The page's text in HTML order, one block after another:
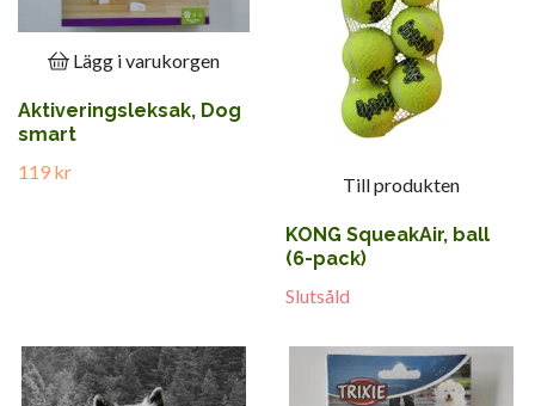
Lägg i varukorgen
Aktiveringsleksak, Dog
smart
119 kr
Till produkten
KONG SqueakAir, ball
(6-pack)
Slutsåld